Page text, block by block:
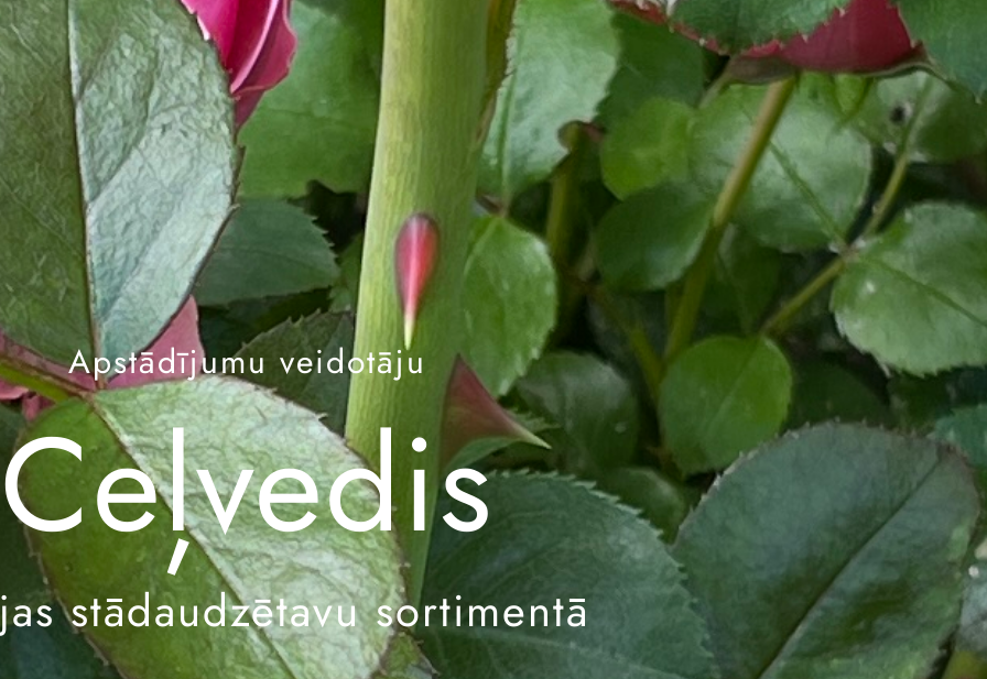
Apstādījumu veidotāju
Ceļvedis
stādaudzētavu sortimentā